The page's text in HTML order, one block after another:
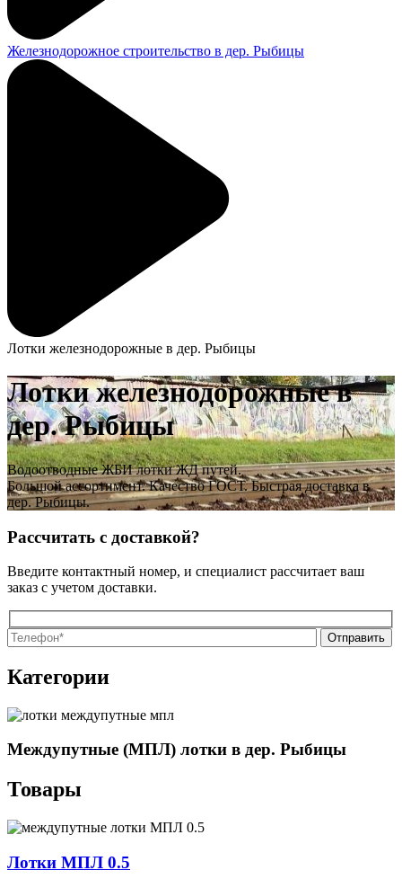
Железнодорожное строительство в дер. Рыбицы
Лотки железнодорожные в дер. Рыбицы
Лотки железнодорожные в
дер. Рыбицы
Водоотводные ЖБИ лотки ЖД путей.
Большой ассортимент. Качество ГОСТ. Быстрая доставка в
дер. Рыбицы.
Рассчитать с доставкой?
Введите контактный номер, и специалист рассчитает ваш
заказ с учетом доставки.
Категории
Междупутные (МПЛ) лотки в дер. Рыбицы
Товары
Лотки МПЛ 0.5